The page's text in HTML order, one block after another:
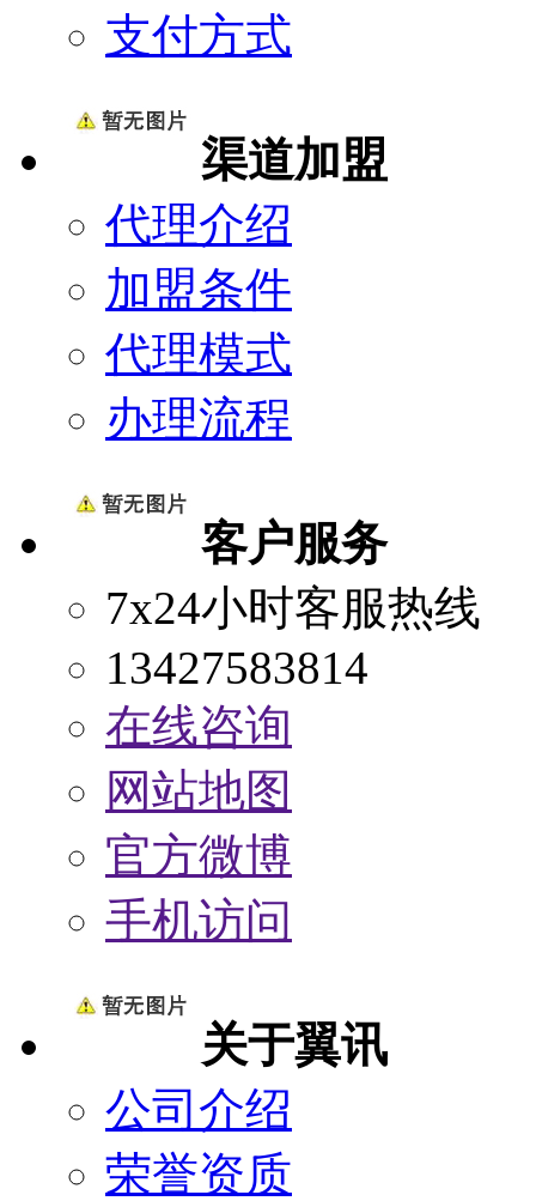
支付方式
渠道加盟
代理介绍
加盟条件
代理模式
办理流程
客户服务
7x24小时客服热线
13427583814
在线咨询
网站地图
官方微博
手机访问
关于翼讯
公司介绍
荣誉资质